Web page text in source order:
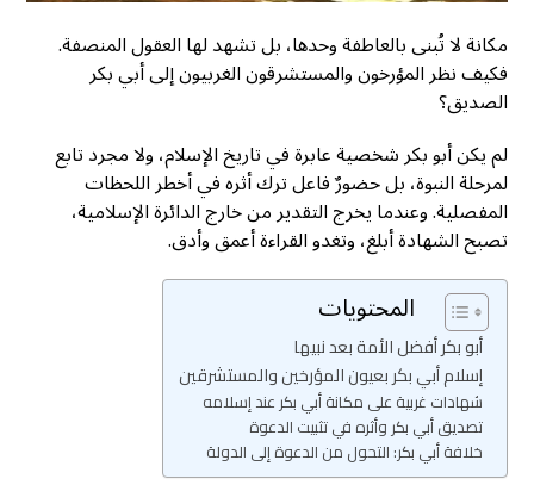
مكانة لا تُبنى بالعاطفة وحدها، بل تشهد لها العقول المنصفة.
فكيف نظر المؤرخون والمستشرقون الغربيون إلى أبي بكر
الصديق؟
لم يكن أبو بكر شخصية عابرة في تاريخ الإسلام، ولا مجرد تابع
لمرحلة النبوة، بل حضورٌ فاعل ترك أثره في أخطر اللحظات
المفصلية. وعندما يخرج التقدير من خارج الدائرة الإسلامية،
تصبح الشهادة أبلغ، وتغدو القراءة أعمق وأدق.
المحتويات
أبو بكر أفضل الأمة بعد نبيها
إسلام أبي بكر بعيون المؤرخين والمستشرقين
شهادات غربية على مكانة أبي بكر عند إسلامه
تصديق أبي بكر وأثره في تثبيت الدعوة
خلافة أبي بكر: التحول من الدعوة إلى الدولة